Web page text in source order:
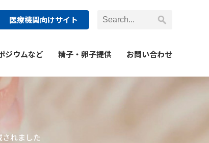
ジウムなど 精子・卵子提供 お問い合わせ
医療機関向けサイト
れました